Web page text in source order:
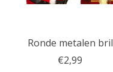
Ronde metalen bril
€2,99